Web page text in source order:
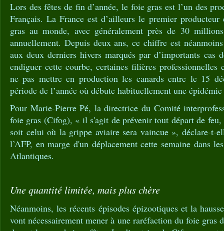
Lors des fêtes de fin d’année, le foie gras est l’un des
Français. La France est d’ailleurs le premier
gras au monde, avec généralement près de 30
annuellement. Depuis deux ans, ce chiffre est
aux deux derniers hivers marqués par d’importants cas
endiguer cette courbe, certaines filières professionnelles
ne pas mettre en production les canards entre le 15
période de l’année où débute habituellement une
Pour Marie-Pierre Pé, la directrice du Comité
foie gras (Cifog), « il s'agit de prévenir tout départ de feu,
soit celui où la grippe aviaire sera vaincue », déclare-t-
l’AFP, en marge d'un déplacement cette semaine dans
Atlantiques.
Une quantité limitée, mais plus chère
Néanmoins, les récents épisodes épizootiques et la
vont nécessairement mener à une raréfaction du foie gras